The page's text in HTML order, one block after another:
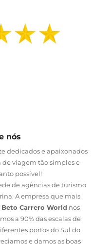
nós
dedicados e apaixonados
de viagem tão simples e
possível!
de agências de turismo
A empresa que mais
Beto Carrero World nos
a 90% das escalas de
portos do Sul do
e damos as boas